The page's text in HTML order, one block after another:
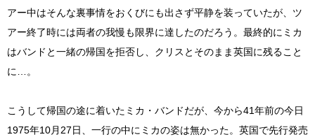
アー中はそんな裏事情をおくびにも出さず平静を装っていたが、ツ
アー終了時には両者の我慢も限界に達したのだろう。最終的にミカ
はバンドと一緒の帰国を拒否し、クリスとそのまま英国に残ること
に…。
こうして帰国の途に着いたミカ・バンドだが、今から41年前の今日
1975年10月27日、一行の中にミカの姿は無かった。英国で先行発売